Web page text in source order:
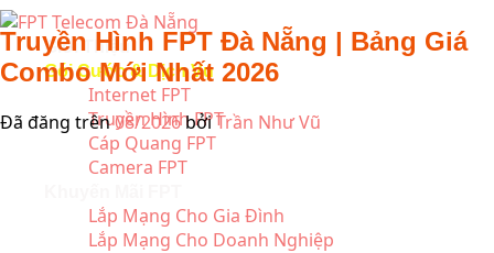
Giới Thiệu
Gói Cước & Dịch Vụ
Internet FPT
Truyền Hình FPT
Cáp Quang FPT
Camera FPT
Lắp Mạng Cho Gia Đình
Lắp Mạng Cho Doanh Nghiệp
Truyền Hình FPT Đà Nẵng | Bảng Giá
Combo Mới Nhất 2026
Đã đăng trên08/2026bởiTrần Như Vũ